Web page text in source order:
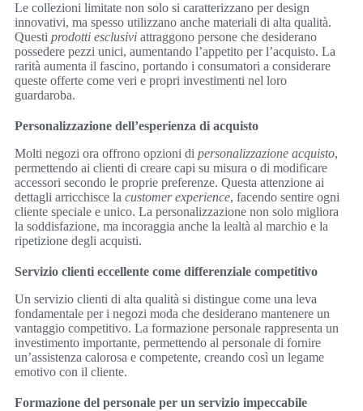
Le collezioni limitate non solo si caratterizzano per design
innovativi, ma spesso utilizzano anche materiali di alta qualità.
Questi prodotti esclusivi attraggono persone che desiderano
possedere pezzi unici, aumentando l’appetito per l’acquisto. La
rarità aumenta il fascino, portando i consumatori a considerare
queste offerte come veri e propri investimenti nel loro
guardaroba.
Personalizzazione dell’esperienza di acquisto
Molti negozi ora offrono opzioni di personalizzazione acquisto,
permettendo ai clienti di creare capi su misura o di modificare
accessori secondo le proprie preferenze. Questa attenzione ai
dettagli arricchisce la customer experience, facendo sentire ogni
cliente speciale e unico. La personalizzazione non solo migliora
la soddisfazione, ma incoraggia anche la lealtà al marchio e la
ripetizione degli acquisti.
Servizio clienti eccellente come differenziale competitivo
Un servizio clienti di alta qualità si distingue come una leva
fondamentale per i negozi moda che desiderano mantenere un
vantaggio competitivo. La formazione personale rappresenta un
investimento importante, permettendo al personale di fornire
un’assistenza calorosa e competente, creando così un legame
emotivo con il cliente.
Formazione del personale per un servizio impeccabile